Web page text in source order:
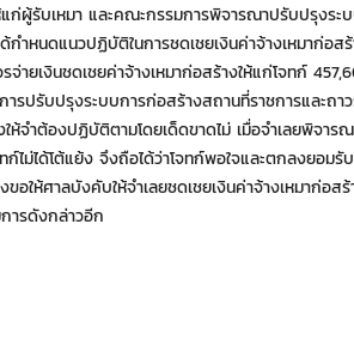
แก่ผู้รับเหมา และคณะกรรมการพิจารณาปรับปรุงระ
กำหนดแนวปฏิบัติในการชดเชยเงินค่าจ้างเหมาก่อส
ายเงินชดเชยค่าจ้างเหมาก่อสร้างให้แก่โจทก์
รปรับปรุงระบบการก่อสร้างสถานที่ราชการและถา
ห้จำต้องปฏิบัติตามโดยเด็ดขาดไม่ เมื่อจำเลยพิจาร
ไม่ได้โต้แย้ง จึงถือได้ว่าโจทก์พอใจและตกลงยอมรั
ขอให้ศาลบังคับให้จำเลยชดเชยเงินค่าจ้างเหมาก่อ
ารดังกล่าวอีก